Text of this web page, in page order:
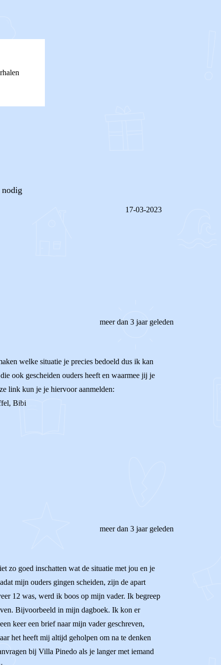
17-03-2023
meer dan 3 jaar geleden
welke situatie je precies bedoeld dus ik kan
ook gescheiden ouders heeft en waarmee jij je
link kun je je hiervoor aanmelden:
Bibi
meer dan 3 jaar geleden
zo goed inschatten wat de situatie met jou en je
mijn ouders gingen scheiden, zijn de apart
12 was, werd ik boos op mijn vader. Ik begreep
Bijvoorbeeld in mijn dagboek. Ik kon er
keer een brief naar mijn vader geschreven,
het heeft mij altijd geholpen om na te denken
bij Villa Pinedo als je langer met iemand